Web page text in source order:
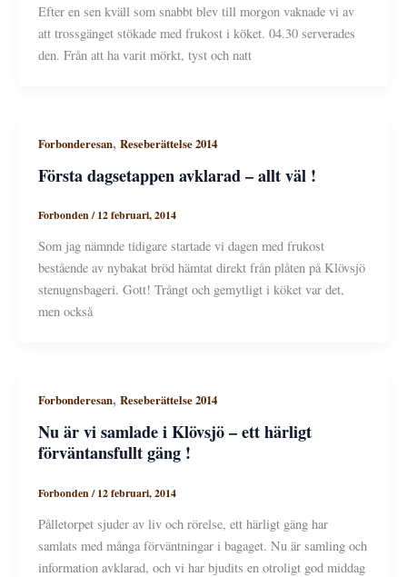
Efter en sen kväll som snabbt blev till morgon vaknade vi av
att trossgänget stökade med frukost i köket. 04.30 serverades
den. Från att ha varit mörkt, tyst och natt
Forbonderesan, Reseberättelse 2014
Första dagsetappen avklarad – allt väl !
Forbonden/12 februari, 2014
Som jag nämnde tidigare startade vi dagen med frukost
bestående av nybakat bröd hämtat direkt från plåten på Klövsjö
stenugnsbageri. Gott! Trångt och gemytligt i köket var det,
men också
Forbonderesan, Reseberättelse 2014
Nu är vi samlade i Klövsjö – ett härligt
förväntansfullt gäng !
Forbonden/12 februari, 2014
Pålletorpet sjuder av liv och rörelse, ett härligt gäng har
samlats med många förväntningar i bagaget. Nu är samling och
information avklarad, och vi har bjudits en otroligt god middag